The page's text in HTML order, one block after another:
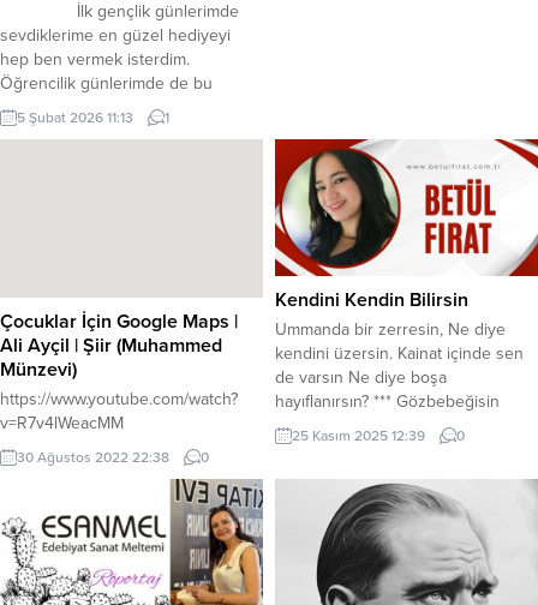
İlk gençlik günlerimde
sevdiklerime en güzel hediyeyi
hep ben vermek isterdim.
Öğrencilik günlerimde de bu
böyleydi. Benim sevgilim sınıfın en
güzel kızı olmalıydı ve özel parti
5 Şubat 2026 11:13 1
Çocuklar İçin Google Maps |
Ali Ayçil | Şiir (Muhammed
Münzevi)
https://www.youtube.com/watch?
v=R7v4lWeacMM
30 Ağustos 2022 22:38 0
Kendini Kendin Bilirsin
Ummanda bir zerresin, Ne diye
kendini üzersin. Kainat içinde sen
de varsın Ne diye boşa
hayıflanırsın? *** Gözbebeğisin
kaderinin, Seni bilmese de kimse.
Hak da hazır yerin, Kimse görmese
Herkes bacağına asılsa da. Kendini
kendin bilirsin, Herkes seni
bilmese de. *** Söylemese de her
25 Kasım 2025 12:39 0